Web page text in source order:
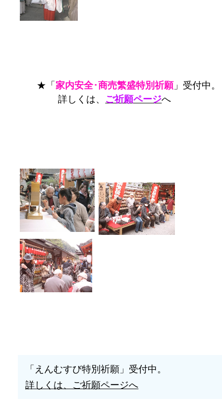
★「家内安全･商売繁盛特別祈願」受付中。
詳しくは、 ご祈願ページへ
「えんむすび特別祈願」受付中。
詳しくは、ご祈願ページへ